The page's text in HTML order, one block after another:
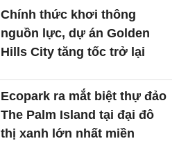
Chính thức khơi thông
nguồn lực, dự án Golden
Hills City tăng tốc trở lại
Ecopark ra mắt biệt thự đảo
The Palm Island tại đại đô
thị xanh lớn nhất miền